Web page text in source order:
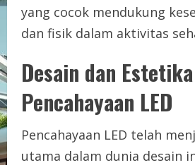
yang cocok mendukung
dan fisik dalam aktivitas
Desain dan Estetika
Pencahayaan LED
Pencahayaan LED telah
utama dalam dunia desain